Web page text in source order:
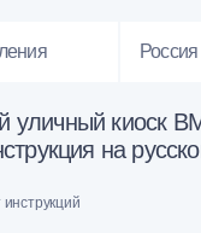
Россия
уличный киоск
на